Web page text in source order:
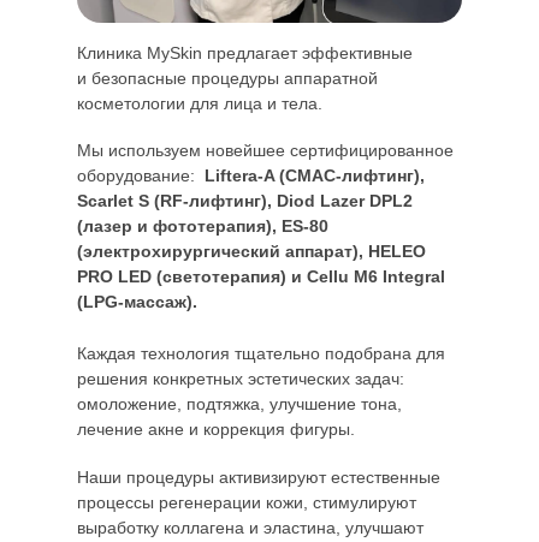
Клиника MySkin предлагает эффективные
и безопасные процедуры аппаратной
косметологии для лица и тела.
Мы используем новейшее сертифицированное
оборудование: Liftera-A (СМАС-лифтинг),
Scarlet S (RF-лифтинг), Diod Lazer DPL2
(лазер и фототерапия), ES-80
(электрохирургический аппарат), HELEO
PRO LED (светотерапия) и Cellu M6 Integral
(LPG-массаж).
Каждая технология тщательно подобрана для
решения конкретных эстетических задач:
омоложение, подтяжка, улучшение тона,
лечение акне и коррекция фигуры.
Наши процедуры активизируют естественные
процессы регенерации кожи, стимулируют
выработку коллагена и эластина, улучшают